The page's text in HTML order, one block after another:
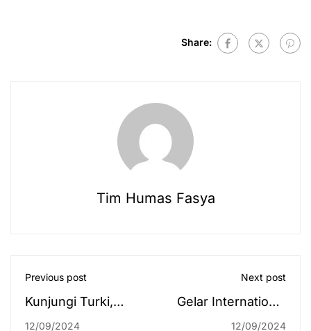
Share:
Tim Humas Fasya
Previous post
Kunjungi Turki,
Rektor Jalin Kerja
12/09/2024
Next post
Gelar International
Guest Lecture,
12/09/2024